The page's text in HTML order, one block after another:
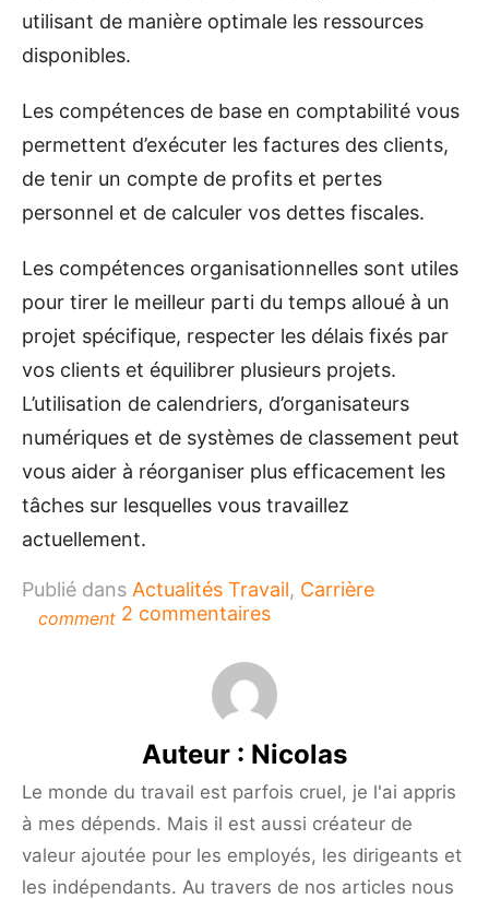
utilisant de manière optimale les ressources
disponibles.
Les compétences de base en comptabilité vous
permettent d’exécuter les factures des clients,
de tenir un compte de profits et pertes
personnel et de calculer vos dettes fiscales.
Les compétences organisationnelles sont utiles
pour tirer le meilleur parti du temps alloué à un
projet spécifique, respecter les délais fixés par
vos clients et équilibrer plusieurs projets.
L’utilisation de calendriers, d’organisateurs
numériques et de systèmes de classement peut
vous aider à réorganiser plus efficacement les
tâches sur lesquelles vous travaillez
actuellement.
Publié dans Actualités Travail, Carrière
comment 2 commentairessur
à
avoir
réussir
en
tant
que
rédacteur
freelance
Auteur : Nicolas
Le monde du travail est parfois cruel, je l'ai appris
à mes dépends. Mais il est aussi créateur de
valeur ajoutée pour les employés, les dirigeants et
les indépendants. Au travers de nos articles nous